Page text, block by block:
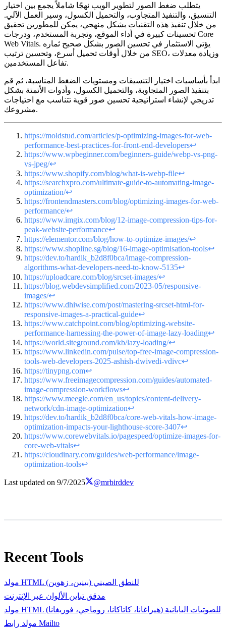
يتطلب ضغط الصور لتطوير الويب نهجًا شاملاً يجمع بين اختيار
التنسيق، والتنفيذ المتجاوب، والتحميل الكسول، وسير العمل الآلي.
من خلال تنفيذ هذه التقنيات بشكل منهجي، يمكن للمطورين تحقيق
تحسينات كبيرة في أداء الموقع، وتجربة المستخدم، ودرجات Core
Web Vitals. يؤتي الاستثمار في تحسين الصور بشكل صحيح ثماره
من خلال أوقات تحميل أسرع، وتحسين ترتيب SEO، وزيادة معدلات
تفاعل المستخدمين.
ابدأ بأساسيات اختيار التنسيقات ومستويات الضغط المناسبة، ثم قم
بتنفيذ الصور المتجاوبة، والتحميل الكسول، وأدوات الأتمتة بشكل
تدريجي لإنشاء استراتيجية تحسين صور قوية تتناسب مع احتياجات
مشروعك.
https://moldstud.com/articles/p-optimizing-images-for-web-
performance-best-practices-for-front-end-developers↩
https://www.wpbeginner.com/beginners-guide/webp-vs-png-
vs-jpeg/↩
https://www.shopify.com/blog/what-is-webp-file↩
https://searchxpro.com/ultimate-guide-to-automating-image-
optimization/↩
https://frontendmasters.com/blog/optimizing-images-for-web-
performance/↩
https://www.imgix.com/blog/12-image-compression-tips-for-
peak-website-performance↩
https://elementor.com/blog/how-to-optimize-images/↩
https://www.shopline.sg/blog/16-image-optimisation-tools↩
https://dev.to/hardik_b2d8f0bca/image-compression-
algorithms-what-developers-need-to-know-5135↩
https://uploadcare.com/blog/srcset-images/↩
https://blog.webdevsimplified.com/2023-05/responsive-
images/↩
https://www.dhiwise.com/post/mastering-srcset-html-for-
responsive-images-a-practical-guide↩
https://www.catchpoint.com/blog/optimizing-website-
performance-harnessing-the-power-of-image-lazy-loading↩
https://world.siteground.com/kb/lazy-loading/↩
https://www.linkedin.com/pulse/top-free-image-compression-
tools-web-developers-2025-ashish-dwivedi-vdivc↩
https://tinypng.com↩
https://www.freeimagecompression.com/guides/automated-
image-compression-workflows↩
https://www.meegle.com/en_us/topics/content-delivery-
network/cdn-image-optimization↩
https://dev.to/hardik_b2d8f0bca/core-web-vitals-how-image-
optimization-impacts-your-lighthouse-score-3407↩
https://www.corewebvitals.io/pagespeed/optimize-images-for-
core-web-vitals↩
https://cloudinary.com/guides/web-performance/image-
optimization-tools↩
Last updated on 9/7/2025 @mrbirddev
Recent Tools
مولد HTML للنطق الصيني (بينين، زهوين)
مدقق تباين الألوان عبر الإنترنت
مولد HTML للصوتيات اليابانية (هيراغانا، كاتاكانا، روماجي، فوريغانا)
مولد رابط Mailto